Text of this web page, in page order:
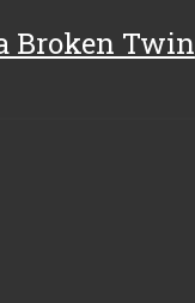
Broken Twin